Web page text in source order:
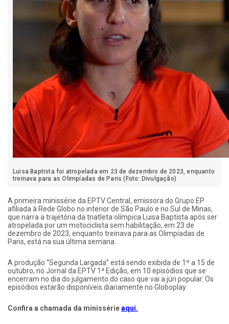
Luisa Baptista foi atropelada em 23 de dezembro de 2023, enquanto
treinava para as Olimpíadas de Paris (Foto: Divulgação)
A primeira minissérie da EPTV Central, emissora do Grupo EP
afiliada à Rede Globo no interior de São Paulo e no Sul de Minas,
que narra a trajetória da triatleta olímpica Luisa Baptista após ser
atropelada por um motociclista sem habilitação, em 23 de
dezembro de 2023, enquanto treinava para as Olimpíadas de
Paris, está na sua última semana.
A produção “Segunda Largada” está sendo exibida de 1º a 15 de
outubro, no Jornal da EPTV 1ª Edição, em 10 episódios que se
encerram no dia do julgamento do caso que vai a júri popular. Os
episódios estarão disponíveis diariamente no Globoplay.
Confira a chamada da minissérieaqui.